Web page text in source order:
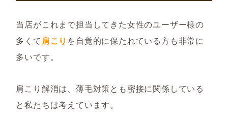
当店がこれまで担当してきた女性のユーザー様の
多くで肩こり を自覚的に保たれている方も非常に
多いです。
肩こり解消は、薄毛対策とも密接に関係している
と私たちは考えています。